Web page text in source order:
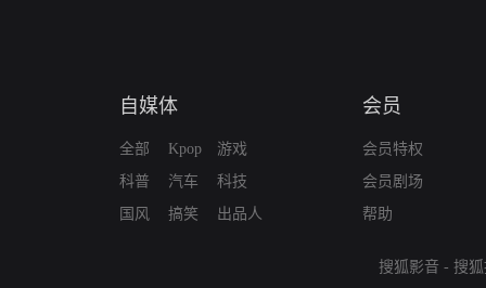
自媒体
全部
科普
国风
Kpop
汽车
搞笑
游戏
科技
出品人
会员
会员特权
会员剧场
帮助
搜狐影音 - 搜